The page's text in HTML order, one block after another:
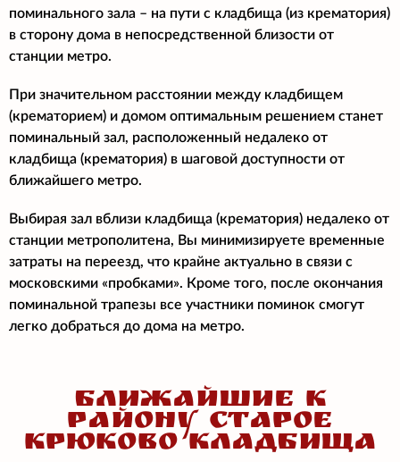
поминального зала – на пути с кладбища (из крематория)
в сторону дома в непосредственной близости от
станции метро.
При значительном расстоянии между кладбищем
(крематорием) и домом оптимальным решением станет
поминальный зал, расположенный недалеко от
кладбища (крематория) в шаговой доступности от
ближайшего метро.
Выбирая зал вблизи кладбища (крематория) недалеко от
станции метрополитена, Вы минимизируете временные
затраты на переезд, что крайне актуально в связи с
московскими «пробками». Кроме того, после окончания
поминальной трапезы все участники поминок смогут
легко добраться до дома на метро.
БЛИЖАЙШИЕ К
РАЙОНУ СТАРОЕ
КРЮКОВО КЛАДБИЩА